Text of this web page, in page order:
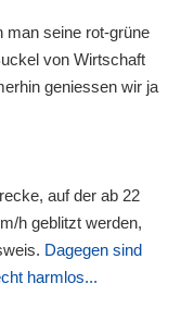
man seine rot-grüne
von Wirtschaft
geniessen wir ja
auf der ab 22
h geblitzt werden,
Dagegen sind
harmlos...